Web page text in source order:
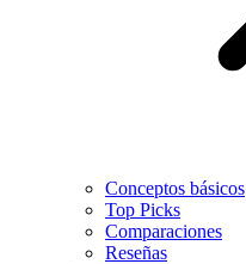
Conceptos básicos
Top Picks
Comparaciones
Reseñas